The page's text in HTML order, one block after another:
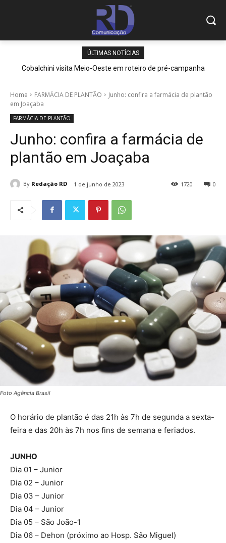
ÚLTIMAS NOTÍCIAS
Cobalchini visita Meio-Oeste em roteiro de pré-campanha
Home FARMÁCIA DE PLANTÃO
Junho: confira a farmácia de plantão
em Joaçaba
FARMÁCIA DE PLANTÃO
Junho: confira a farmácia de
plantão em Joaçaba
By Redação RD 1 de junho de 2023 0
1720
Foto Agência Brasil
O horário de plantão é das 21h às 7h de segunda a sexta-
feira e das 20h às 7h nos fins de semana e feriados.
JUNHO
Dia 01 – Junior
Dia 02 – Junior
Dia 03 – Junior
Dia 04 – Junior
Dia 05 – São João-1
Dia 06 – Dehon (próximo ao Hosp. São Miguel)